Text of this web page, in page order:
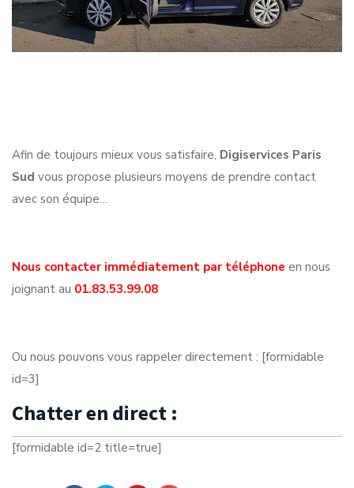
Afin de toujours mieux vous satisfaire, Digiservices Paris
Sud vous propose plusieurs moyens de prendre contact
avec son équipe…
Nous contacter immédiatement par téléphone en nous
joignant au 01.83.53.99.08
Ou nous pouvons vous rappeler directement : [formidable
id=3]
Chatter en direct :
[formidable id=2 title=true]